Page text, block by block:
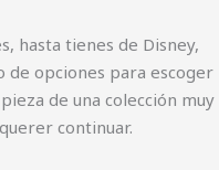
hasta tienes de Disney,
de opciones para escoger
de una colección muy
continuar.